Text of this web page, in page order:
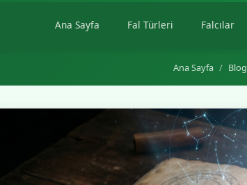
Ana Sayfa Fal Türleri Falcılar
Ana Sayfa Blog